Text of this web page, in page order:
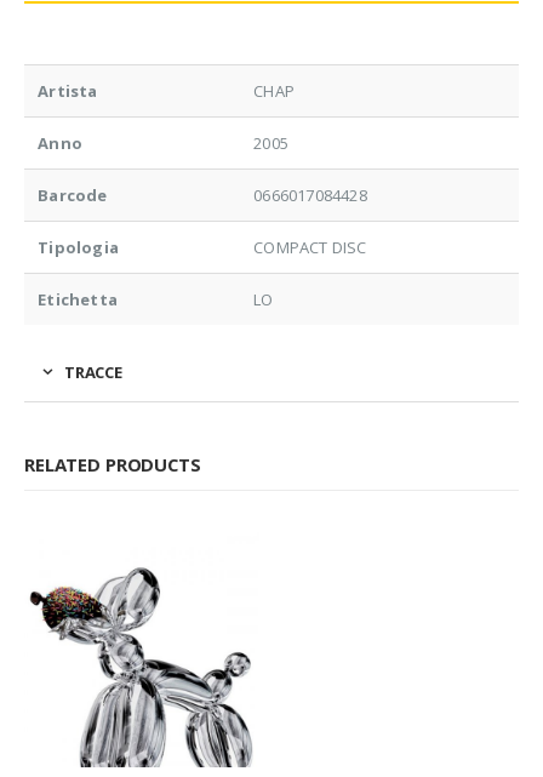
Artista CHAP
Anno 2005
Barcode 0666017084428
Tipologia COMPACT DISC
Etichetta LO
TRACCE
RELATED PRODUCTS